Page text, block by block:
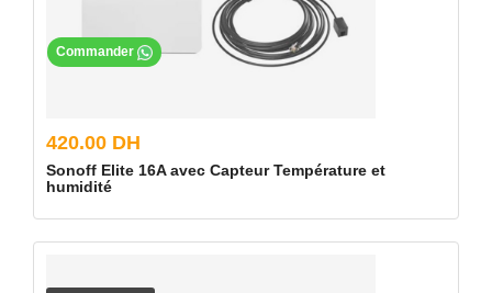
420.00 DH
Sonoff Elite 16A avec Capteur Température et
humidité
Commander